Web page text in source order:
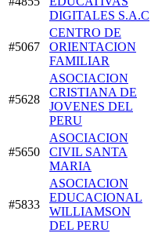
DIGITALES S.A.C
#5067
CENTRO DE
ORIENTACION
FAMILIAR
#5628
ASOCIACION
CRISTIANA DE
JOVENES DEL
PERU
#5650
ASOCIACION
CIVIL SANTA
MARIA
#5833
ASOCIACION
EDUCACIONAL
WILLIAMSON
DEL PERU